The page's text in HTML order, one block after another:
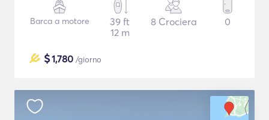
Barca a motore
39 ft
12 m
8 Crociera 0
$1,780 /giorno